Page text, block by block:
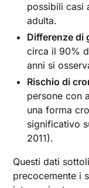
possibili casi
adulta.
Differenze di
circa il 90%
anni si
Rischio di
persone con
una forma
significativo
2011).
Questi dati
precocemente i